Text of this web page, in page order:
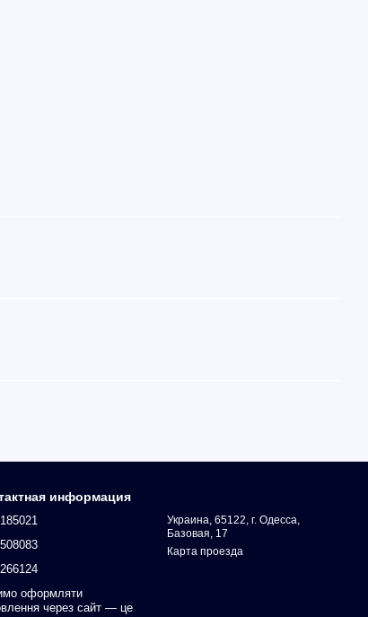
информация
оформляти
через сайт — це
Украина, 65122, г. Одесса,
Базовая, 17
Карта проезда